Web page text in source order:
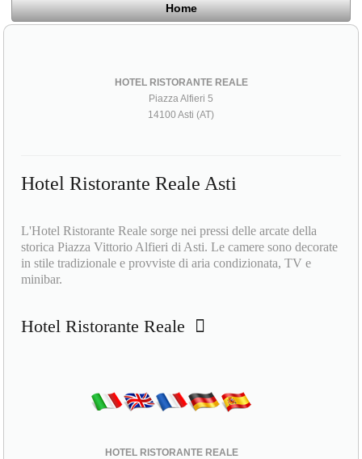
Home
HOTEL RISTORANTE REALE
Piazza Alfieri 5
14100 Asti (AT)
Hotel Ristorante Reale Asti
L'Hotel Ristorante Reale sorge nei pressi delle arcate della
storica Piazza Vittorio Alfieri di Asti. Le camere sono decorate
in stile tradizionale e provviste di aria condizionata, TV e
minibar.
Hotel Ristorante Reale
HOTEL RISTORANTE REALE